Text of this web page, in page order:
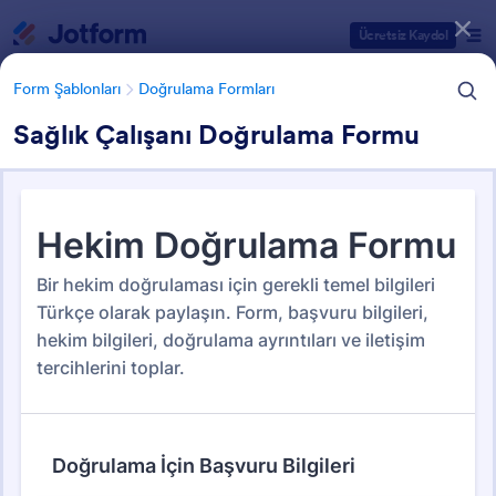
Ücretsiz Kaydol
Form Şablonları Doğrulama Formları
Sağlık Çalışanı Doğrulama Formu
Form Şablonları Doğrulama Formları
Doğrulama Formları
46 Şablon
Form Şablonu Kategorileri